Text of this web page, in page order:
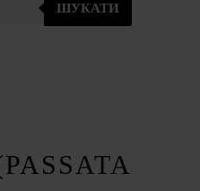
ШУКАТИ